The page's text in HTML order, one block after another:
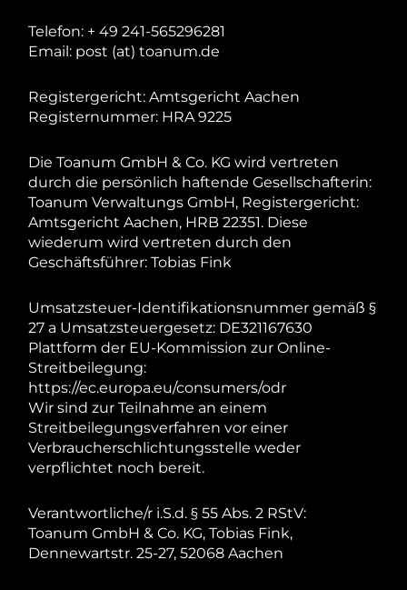
Telefon: + 49 241-565296281
Email: post (at) toanum.de
Registergericht: Amtsgericht Aachen
Registernummer: HRA 9225
Die Toanum GmbH & Co. KG wird vertreten
durch die persönlich haftende Gesellschafterin:
Toanum Verwaltungs GmbH, Registergericht:
Amtsgericht Aachen, HRB 22351. Diese
wiederum wird vertreten durch den
Geschäftsführer: Tobias Fink
Umsatzsteuer-Identifikationsnummer gemäß §
27 a Umsatzsteuergesetz: DE321167630
Plattform der EU-Kommission zur Online-
Streitbeilegung:
https://ec.europa.eu/consumers/odr
Wir sind zur Teilnahme an einem
Streitbeilegungsverfahren vor einer
Verbraucherschlichtungsstelle weder
verpflichtet noch bereit.
Verantwortliche/r i.S.d. § 55 Abs. 2 RStV:
Toanum GmbH & Co. KG, Tobias Fink,
Dennewartstr. 25-27, 52068 Aachen